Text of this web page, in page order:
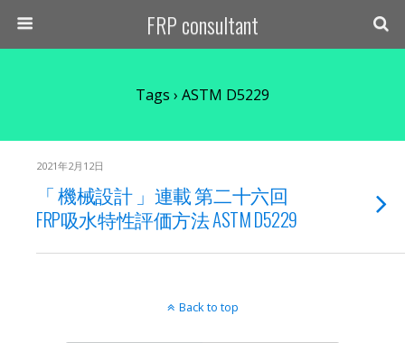
FRP consultant
Tags › ASTM D5229
2021年2月12日
「 機械設計 」連載 第二十六回
FRP吸水特性評価方法 ASTM D5229
Back to top